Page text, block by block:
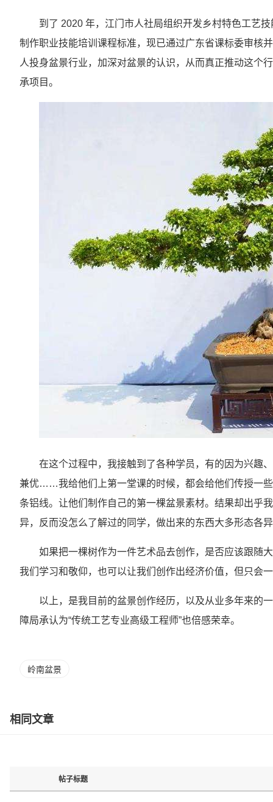
到了 2020 年，江门市人社局组织开发乡村特色工艺
制作职业技能培训课程标准，现已通过广东省课标委审核
人投身盆景行业，加深对盆景的认识，从而真正推动这个
承项目。
在这个过程中，我接触到了各种学员，有的因为兴趣
兼优……我给他们上第一堂课的时候，都会给他们传授一
条铝线。让他们制作自己的第一棵盆景素材。结果却出乎
异，反而没怎么了解过的同学，做出来的东西大多形态各
如果把一棵树作为一件艺术品去创作，是否应该跟随
我们学习和敬仰，也可以让我们创作出经济价值，但只会
以上，是我目前的盆景创作经历，以及从业多年来的
障局承认为“传统工艺专业高级工程师”也倍感荣幸。
岭南盆景
相同文章
帖子标题